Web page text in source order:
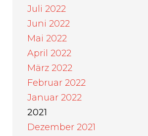
Juli 2022
Juni 2022
Mai 2022
April 2022
März 2022
Februar 2022
Januar 2022
2021
Dezember 2021